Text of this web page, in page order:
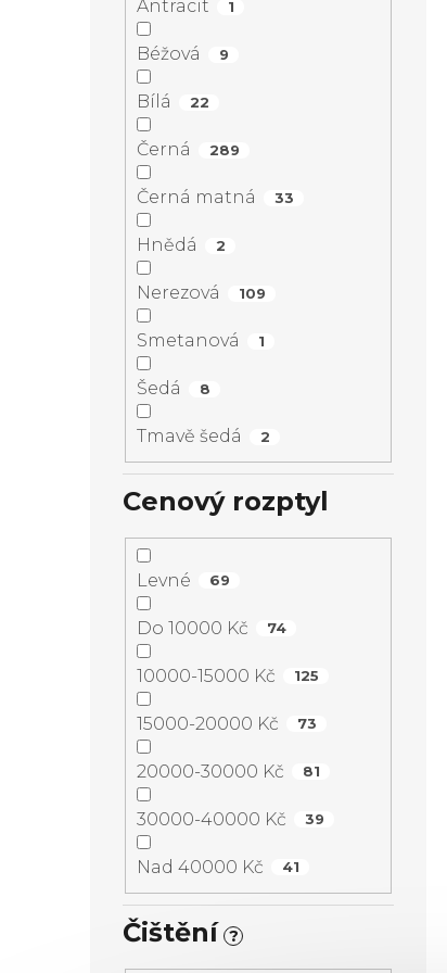
Antracit 1
Béžová 9
Bílá 22
Černá 289
Černá matná 33
Hnědá 2
Nerezová 109
Smetanová 1
Šedá 8
Tmavě šedá 2
Cenový rozptyl
Levné 69
Do 10000 Kč 74
10000-15000 Kč 125
15000-20000 Kč 73
20000-30000 Kč 81
30000-40000 Kč 39
Nad 40000 Kč 41
Čištění ?